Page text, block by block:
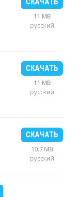
11 MB
русский
СКАЧАТЬ
11 MB
русский
СКАЧАТЬ
10.7 MB
русский